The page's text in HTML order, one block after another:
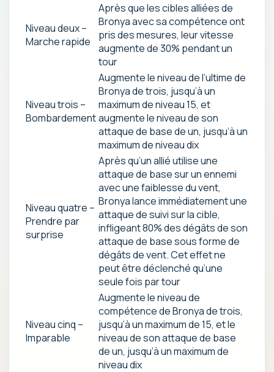
Niveau deux –
Marche rapide
Après que les cibles alliées de
Bronya avec sa compétence ont
pris des mesures, leur vitesse
augmente de 30% pendant un
tour
Niveau trois –
Bombardement
Augmente le niveau de l’ultime de
Bronya de trois, jusqu’à un
maximum de niveau 15, et
augmente le niveau de son
attaque de base de un, jusqu’à un
maximum de niveau dix
Niveau quatre –
Prendre par
surprise
Après qu’un allié utilise une
attaque de base sur un ennemi
avec une faiblesse du vent,
Bronya lance immédiatement une
attaque de suivi sur la cible,
infligeant 80% des dégâts de son
attaque de base sous forme de
dégâts de vent. Cet effet ne
peut être déclenché qu’une
seule fois par tour
Niveau cinq –
Imparable
Augmente le niveau de
compétence de Bronya de trois,
jusqu’à un maximum de 15, et le
niveau de son attaque de base
de un, jusqu’à un maximum de
niveau dix